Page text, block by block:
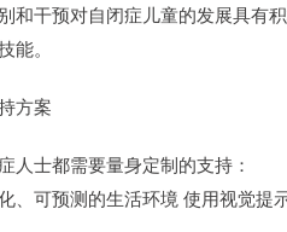
和干预对自闭症儿童的发展具有
能。
方案
人士都需要量身定制的支持：
、可预测的生活环境 使用视觉提